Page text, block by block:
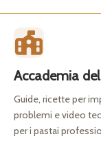
Accademia
Guide, ricette per
problemi e video
per i pastai